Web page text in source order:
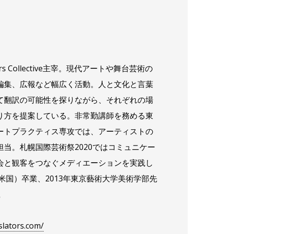
Collective主宰。現代アートや舞台芸術の
、広報など幅広く活動。人と文化と言葉
訳の可能性を探りながら、それぞれの場
を提案している。非常勤講師を務める東
プラクティス専攻では、アーティストの
。札幌国際芸術祭2020ではコミュニケー
観客をつなぐメディエーションを実践し
国）卒業、2013年東京藝術大学美術学部先